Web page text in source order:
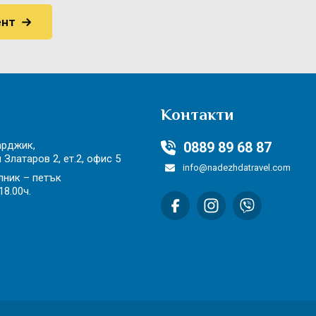
Златаров 2, ет.2, офис 5
– петък
Контакти
0889 89 68 87
info@nadezhdatravel.com